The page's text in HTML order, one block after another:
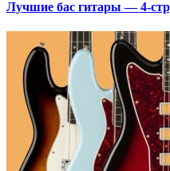
Лучшие бас гитары — 4-